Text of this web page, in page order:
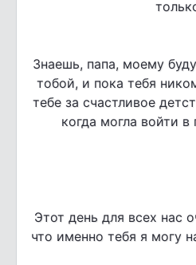
Знаешь, папа, моему
тобой, и пока тебя
тебе за счастливое
когда могла войти
Этот день для всех нас
что именно тебя я могу